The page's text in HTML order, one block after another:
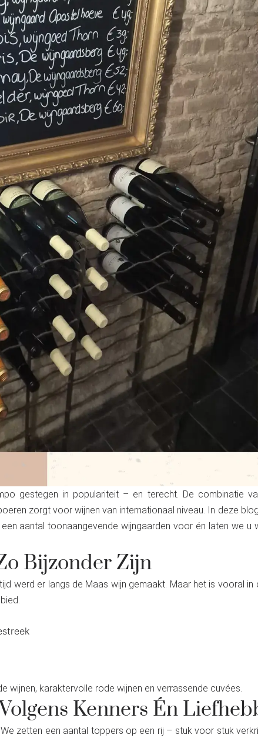
gestegen in populariteit – en terecht. De combinatie
zorgt voor wijnen van internationaal niveau. In deze
aantal toonaangevende wijngaarden voor én laten we u
Bijzonder Zijn
werd er langs de Maas wijn gemaakt. Maar het is vooral in
wijnen, karaktervolle rode wijnen en verrassende cuvées.
Kenners Én
zetten een aantal toppers op een rij – stuk voor stuk